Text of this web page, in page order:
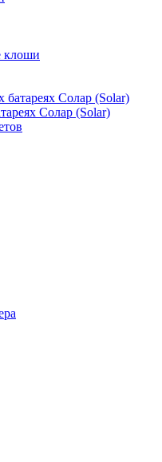
клоши
Солар (Solar)
Солар (Solar)